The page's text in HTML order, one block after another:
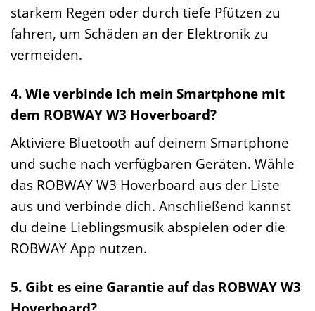
starkem Regen oder durch tiefe Pfützen zu
fahren, um Schäden an der Elektronik zu
vermeiden.
4. Wie verbinde ich mein Smartphone mit
dem ROBWAY W3 Hoverboard?
Aktiviere Bluetooth auf deinem Smartphone
und suche nach verfügbaren Geräten. Wähle
das ROBWAY W3 Hoverboard aus der Liste
aus und verbinde dich. Anschließend kannst
du deine Lieblingsmusik abspielen oder die
ROBWAY App nutzen.
5. Gibt es eine Garantie auf das ROBWAY W3